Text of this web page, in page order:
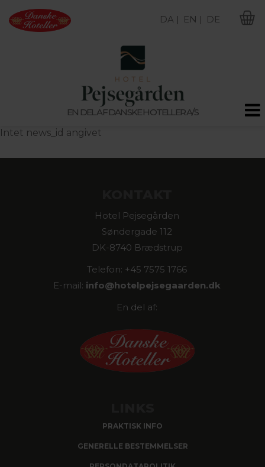
EN DEL AF DANSKE HOTELLER A/S
DA | EN | DE
Intet news_id angivet
Hotel Pejsegården
Søndergade 112
DK-8740 Brædstrup
Telefon: +45 7575 1766
E-mail: info@hotelpejsegaarden.dk
En del af:
PRAKTISK INFO
GENERELLE BESTEMMELSER